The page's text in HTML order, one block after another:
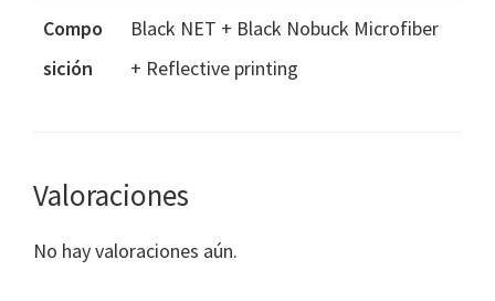
Compo
sición
Black NET + Black Nobuck Microfiber
+ Reflective printing
Valoraciones
No hay valoraciones aún.